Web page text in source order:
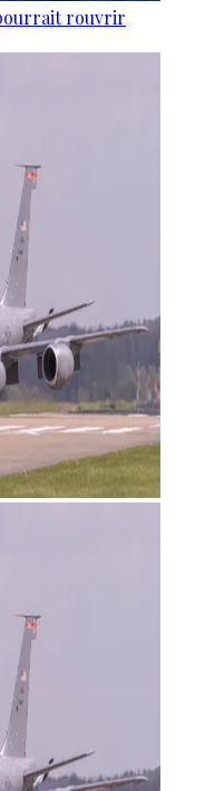
rouvrir